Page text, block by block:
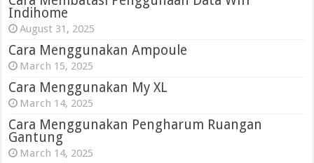
Indihome
August 31, 2025
Cara Menggunakan Ampoule
March 15, 2025
Cara Menggunakan My XL
March 14, 2025
Cara Menggunakan Pengharum Ruangan
Gantung
March 14, 2025